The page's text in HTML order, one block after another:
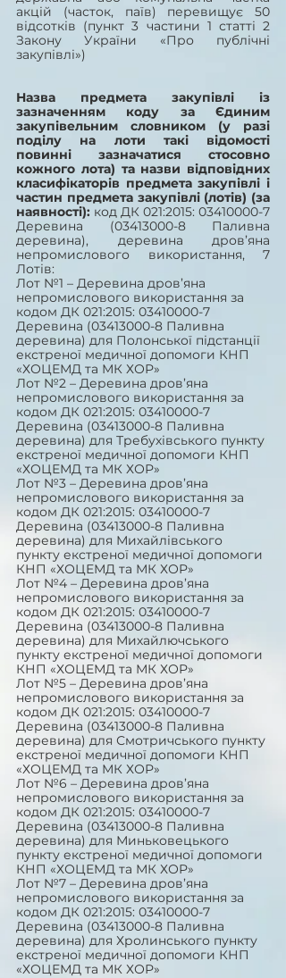
акцій (часток, паїв) перевищує 50
відсотків (пункт 3 частини 1 статті 2
Закону України «Про публічні
закупівлі»)
Назва предмета закупівлі із
зазначенням коду за Єдиним
закупівельним словником (у разі
поділу на лоти такі відомості
повинні зазначатися стосовно
кожного лота) та назви відповідних
класифікаторів предмета закупівлі і
частин предмета закупівлі (лотів) (за
наявності): код ДК 021:2015: 03410000-7
Деревина (03413000-8 Паливна
деревина), деревина дров’яна
непромислового використання, 7
Лотів:
Лот №1 – Деревина дров’яна
непромислового використання за
кодом ДК 021:2015: 03410000-7
Деревина (03413000-8 Паливна
деревина) для Полонської підстанції
екстреної медичної допомоги КНП
«ХОЦЕМД та МК ХОР»
Лот №2 – Деревина дров’яна
непромислового використання за
кодом ДК 021:2015: 03410000-7
Деревина (03413000-8 Паливна
деревина) для Требухівського пункту
екстреної медичної допомоги КНП
«ХОЦЕМД та МК ХОР»
Лот №3 – Деревина дров’яна
непромислового використання за
кодом ДК 021:2015: 03410000-7
Деревина (03413000-8 Паливна
деревина) для Михайлівського
пункту екстреної медичної допомоги
КНП «ХОЦЕМД та МК ХОР»
Лот №4 – Деревина дров’яна
непромислового використання за
кодом ДК 021:2015: 03410000-7
Деревина (03413000-8 Паливна
деревина) для Михайлючського
пункту екстреної медичної допомоги
КНП «ХОЦЕМД та МК ХОР»
Лот №5 – Деревина дров’яна
непромислового використання за
кодом ДК 021:2015: 03410000-7
Деревина (03413000-8 Паливна
деревина) для Смотричського пункту
екстреної медичної допомоги КНП
«ХОЦЕМД та МК ХОР»
Лот №6 – Деревина дров’яна
непромислового використання за
кодом ДК 021:2015: 03410000-7
Деревина (03413000-8 Паливна
деревина) для Миньковецького
пункту екстреної медичної допомоги
КНП «ХОЦЕМД та МК ХОР»
Лот №7 – Деревина дров’яна
непромислового використання за
кодом ДК 021:2015: 03410000-7
Деревина (03413000-8 Паливна
деревина) для Хролинського пункту
екстреної медичної допомоги КНП
«ХОЦЕМД та МК ХОР»